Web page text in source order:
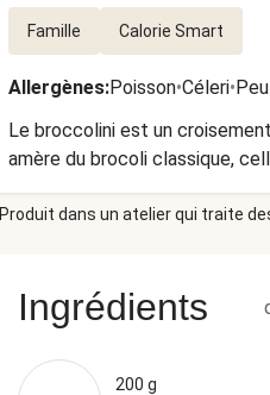
Famille Calorie Smart
Allergènes:Poisson•Céleri•
Le broccolini est un
amère du brocoli classique,
Produit dans un atelier qui traite
Ingrédients
200 g